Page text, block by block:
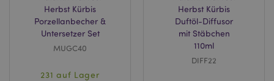
Herbst Kürbis
Porzellanbecher &
Untersetzer Set
MUGC40
231 auf Lager
Herbst Kürbis
Duftöl-Diffusor
mit Stäbchen
110ml
DIFF22